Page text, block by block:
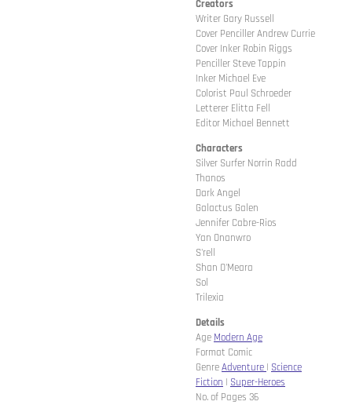
Creators
Writer Gary Russell
Cover Penciller Andrew Currie
Cover Inker Robin Riggs
Penciller Steve Tappin
Inker Michael Eve
Colorist Paul Schroeder
Letterer Elitta Fell
Editor Michael Bennett
Characters
Silver Surfer Norrin Radd
Thanos
Dark Angel
Galactus Galen
Jennifer Cabre-Rios
Yan Onanwro
S'rell
Shan O'Meara
Sol
Trilexia
Details
Age Modern Age
Format Comic
GenreAdventure | Science
Fiction | Super-Heroes
No. of Pages 36